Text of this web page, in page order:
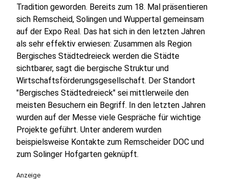
Tradition geworden. Bereits zum 18. Mal präsentieren
sich Remscheid, Solingen und Wuppertal gemeinsam
auf der Expo Real. Das hat sich in den letzten Jahren
als sehr effektiv erwiesen: Zusammen als Region
Bergisches Städtedreieck werden die Städte
sichtbarer, sagt die bergische Struktur und
Wirtschaftsförderungsgesellschaft. Der Standort
"Bergisches Städtedreieck" sei mittlerweile den
meisten Besuchern ein Begriff. In den letzten Jahren
wurden auf der Messe viele Gespräche für wichtige
Projekte geführt. Unter anderem wurden
beispielsweise Kontakte zum Remscheider DOC und
zum Solinger Hofgarten geknüpft.
Anzeige